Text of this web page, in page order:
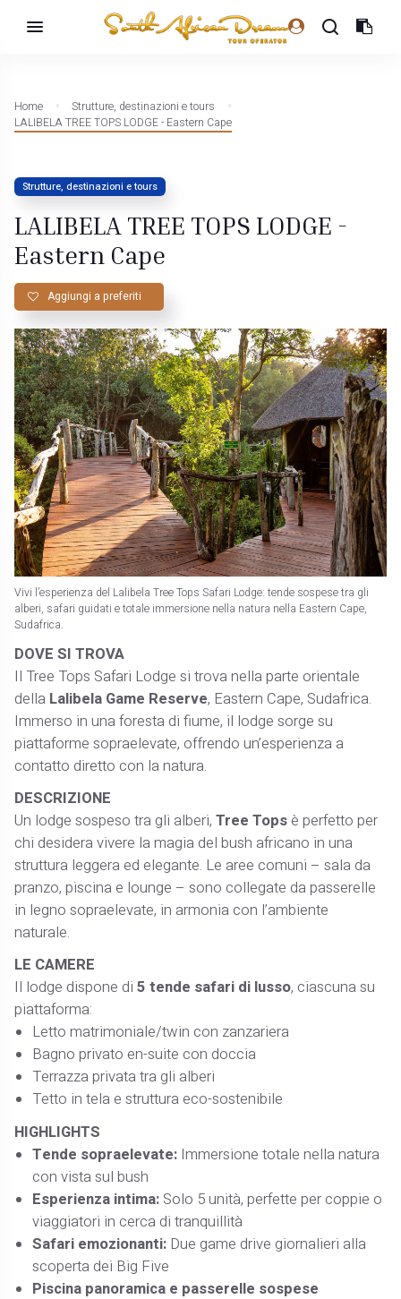
Home
Strutture, destinazioni e tours
LALIBELA TREE TOPS LODGE - Eastern Cape
Strutture, destinazioni e tours
LALIBELA TREE TOPS LODGE -
Eastern Cape
Aggiungi a preferiti
Vivi l’esperienza del Lalibela Tree Tops Safari Lodge: tende sospese tra gli
alberi, safari guidati e totale immersione nella natura nella Eastern Cape,
Sudafrica.
DOVE SI TROVA
Il Tree Tops Safari Lodge si trova nella parte orientale
della Lalibela Game Reserve, Eastern Cape, Sudafrica.
Immerso in una foresta di fiume, il lodge sorge su
piattaforme sopraelevate, offrendo un’esperienza a
contatto diretto con la natura.
DESCRIZIONE
Un lodge sospeso tra gli alberi,Tree Topsè perfetto per
chi desidera vivere la magia del bush africano in una
struttura leggera ed elegante. Le aree comuni – sala da
pranzo, piscina e lounge – sono collegate da passerelle
in legno sopraelevate, in armonia con l’ambiente
naturale.
LE CAMERE
Il lodge dispone di5 tende safari di lusso, ciascuna su
piattaforma:
Letto matrimoniale/twin con zanzariera
Bagno privato en-suite con doccia
Terrazza privata tra gli alberi
Tetto in tela e struttura eco-sostenibile
HIGHLIGHTS
Tende sopraelevate: Immersione totale nella natura
con vista sul bush
Esperienza intima: Solo 5 unità, perfette per coppie o
viaggiatori in cerca di tranquillità
Safari emozionanti: Due game drive giornalieri alla
scoperta dei Big Five
Piscina panoramica e passerelle sospese